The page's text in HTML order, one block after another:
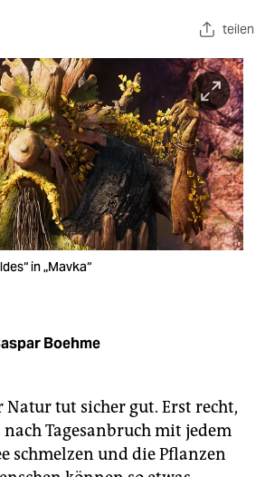
teilen
in „Mavka“
Boehme
Natur tut sicher gut. Erst recht,
Tagesanbruch mit jedem
schmelzen und die Pflanzen